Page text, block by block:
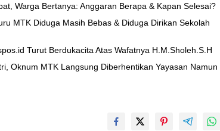
Warga Bertanya: Anggaran Berapa & Kapan Selesai?
MTK Diduga Masih Bebas & Diduga Dirikan Sekolah
Turut Berdukacita Atas Wafatnya H.M.Sholeh.S.H
Oknum MTK Langsung Diberhentikan Yayasan Namun